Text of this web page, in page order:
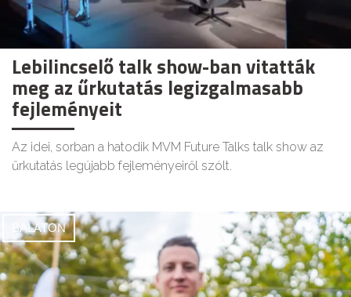
Lebilincselő talk show-ban vitatták
meg az űrkutatás legizgalmasabb
fejleményeit
Az idei, sorban a hatodik MVM Future Talks talk show az
űrkutatás legújabb fejleményeiről szólt.
BALATON